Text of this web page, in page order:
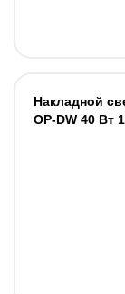
Накладной
OP-DW 40 Вт